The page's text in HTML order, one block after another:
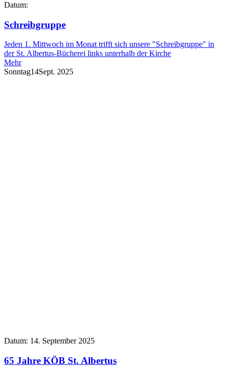
Datum:
Schreibgruppe
Jeden 1. Mittwoch im Monat trifft sich unsere "Schreibgruppe" in
der St. Albertus-Bücherei links unterhalb der Kirche
Mehr
Sonntag14Sept. 2025
Datum: 14. September 2025
65 Jahre KÖB St. Albertus